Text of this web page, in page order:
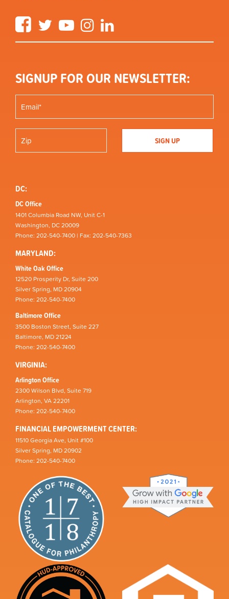
FacebookTwitter YouTube Instagram
SIGNUP FOR OUR NEWSLETTER:
DC:
DC Office
1401 Columbia Road NW, Unit C-1
Washington, DC 20009
Phone: 202-540-7400 | Fax: 202-540-7363
MARYLAND:
White Oak Office
12520 Prosperity Dr, Suite 200
Silver Spring, MD 20904
Phone: 202-540-7400
Baltimore Office
3500 Boston Street, Suite 227
Baltimore, MD 21224
Phone: 202-540-7400
VIRGINIA:
Arlington Office
2300 Wilson Blvd, Suite 719
Arlington, VA 22201
Phone: 202-540-7400
FINANCIAL EMPOWERMENT CENTER:
11510 Georgia Ave, Unit #100
Silver Spring, MD 20902
Phone: 202-540-7400